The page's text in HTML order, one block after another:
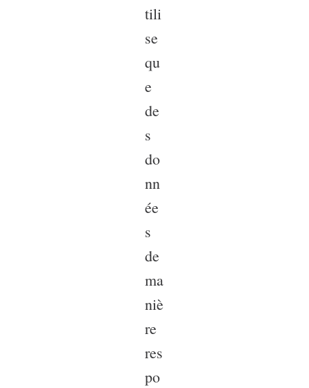
tili
se
qu
e
de
s
do
nn
ée
s
de
ma
niè
re
res
po